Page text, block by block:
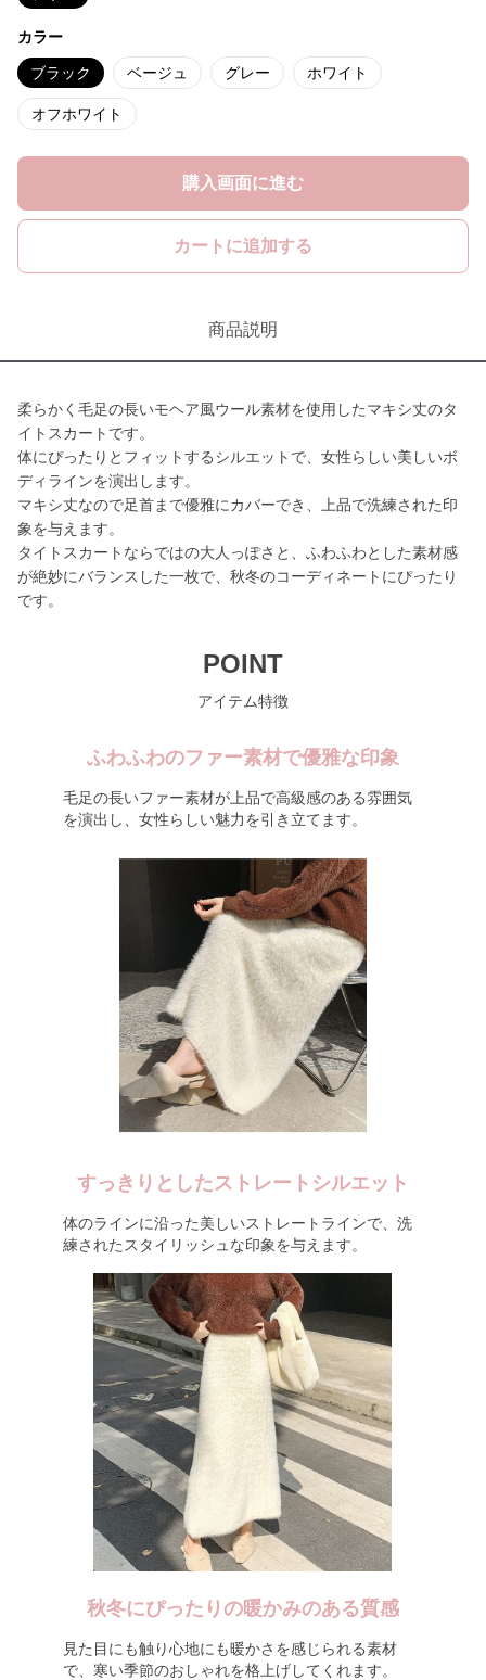
カラー
ブラック ベージュ グレー ホワイト
オフホワイト
購入画面に進む
カートに追加する
商品説明
柔らかく毛足の長いモヘア風ウール素材を使用したマキシ丈のタ
イトスカートです。
体にぴったりとフィットするシルエットで、女性らしい美しいボ
ディラインを演出します。
マキシ丈なので足首まで優雅にカバーでき、上品で洗練された印
象を与えます。
タイトスカートならではの大人っぽさと、ふわふわとした素材感
が絶妙にバランスした一枚で、秋冬のコーディネートにぴったり
です。
POINT
アイテム特徴
ふわふわのファー素材で優雅な印象
毛足の長いファー素材が上品で高級感のある雰囲気
を演出し、女性らしい魅力を引き立てます。
すっきりとしたストレートシルエット
体のラインに沿った美しいストレートラインで、洗
練されたスタイリッシュな印象を与えます。
秋冬にぴったりの暖かみのある質感
見た目にも触り心地にも暖かさを感じられる素材
で、寒い季節のおしゃれを格上げしてくれます。